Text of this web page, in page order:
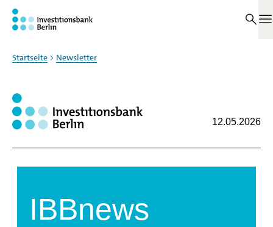
Zum Haupinhalt springen
Startseite Newsletter
12.05.2026
IBBnews